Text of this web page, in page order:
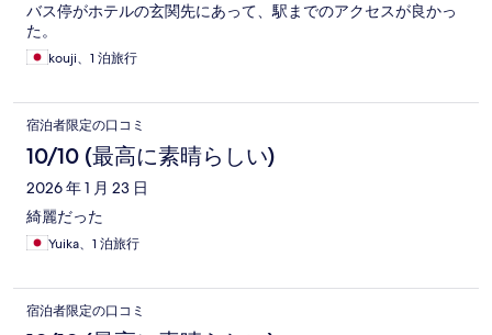
バス停がホテルの玄関先にあって、駅までのアクセスが良かっ
た。
kouji、1 泊旅行
宿泊者限定の口コミ
10/10 (最高に素晴らしい)
2026 年 1 月 23 日
綺麗だった
Yuika、1 泊旅行
宿泊者限定の口コミ